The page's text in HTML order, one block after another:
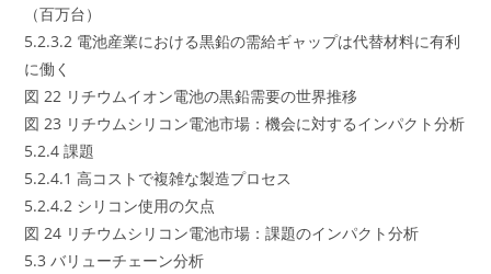
（百万台）
5.2.3.2 電池産業における黒鉛の需給ギャップは代替材料に有利
に働く
図 22 リチウムイオン電池の黒鉛需要の世界推移
図 23 リチウムシリコン電池市場：機会に対するインパクト分析
5.2.4 課題
5.2.4.1 高コストで複雑な製造プロセス
5.2.4.2 シリコン使用の欠点
図 24 リチウムシリコン電池市場：課題のインパクト分析
5.3 バリューチェーン分析